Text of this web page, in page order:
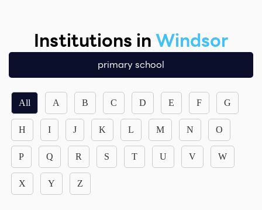
Institutions inWindsor
primary school
All A B C D E F G
H I J K L M N O
P Q R S T U V W
X Y Z